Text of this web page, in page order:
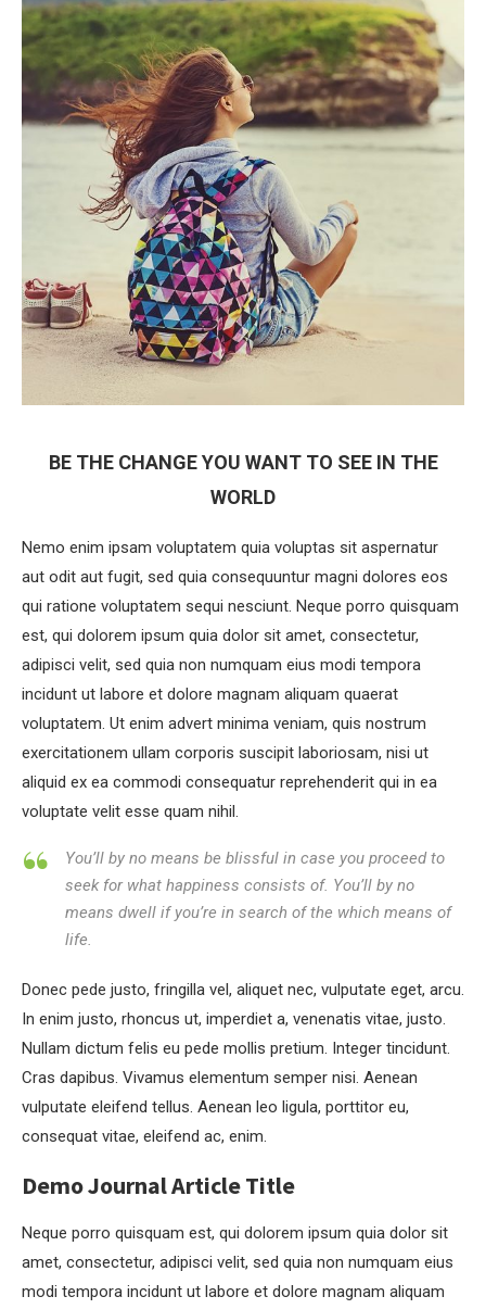
BE THE CHANGE YOU WANT TO SEE IN THE
WORLD
Nemo enim ipsam voluptatem quia voluptas sit aspernatur
aut odit aut fugit, sed quia consequuntur magni dolores eos
qui ratione voluptatem sequi nesciunt. Neque porro quisquam
est, qui dolorem ipsum quia dolor sit amet, consectetur,
adipisci velit, sed quia non numquam eius modi tempora
incidunt ut labore et dolore magnam aliquam quaerat
voluptatem. Ut enim advert minima veniam, quis nostrum
exercitationem ullam corporis suscipit laboriosam, nisi ut
aliquid ex ea commodi consequatur reprehenderit qui in ea
voluptate velit esse quam nihil.
You’ll by no means be blissful in case you proceed to
seek for what happiness consists of. You’ll by no
means dwell if you’re in search of the which means of
life.
Donec pede justo, fringilla vel, aliquet nec, vulputate eget, arcu.
In enim justo, rhoncus ut, imperdiet a, venenatis vitae, justo.
Nullam dictum felis eu pede mollis pretium. Integer tincidunt.
Cras dapibus. Vivamus elementum semper nisi. Aenean
vulputate eleifend tellus. Aenean leo ligula, porttitor eu,
consequat vitae, eleifend ac, enim.
Demo Journal Article Title
Neque porro quisquam est, qui dolorem ipsum quia dolor sit
amet, consectetur, adipisci velit, sed quia non numquam eius
modi tempora incidunt ut labore et dolore magnam aliquam